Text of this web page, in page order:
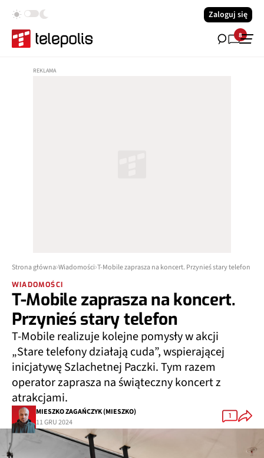
Zaloguj się
8
Strona główna Wiadomości T-Mobile zaprasza na koncert. Przynieś stary telefon
WIADOMOŚCI
T-Mobile zaprasza na koncert.
Przynieś stary telefon
T-Mobile realizuje kolejne pomysły w akcji
„Stare telefony działają cuda”, wspierającej
inicjatywę Szlachetnej Paczki. Tym razem
operator zaprasza na świąteczny koncert z
atrakcjami.
MIESZKO ZAGAŃCZYK (MIESZKO)
11 GRU 2024
1